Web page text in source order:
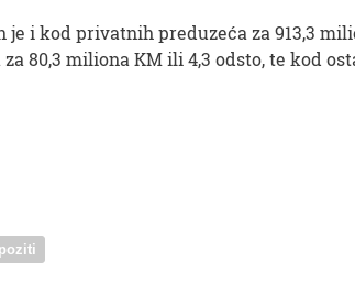
i kod privatnih preduzeća za 913,3
80,3 miliona KM ili 4,3 odsto, te kod